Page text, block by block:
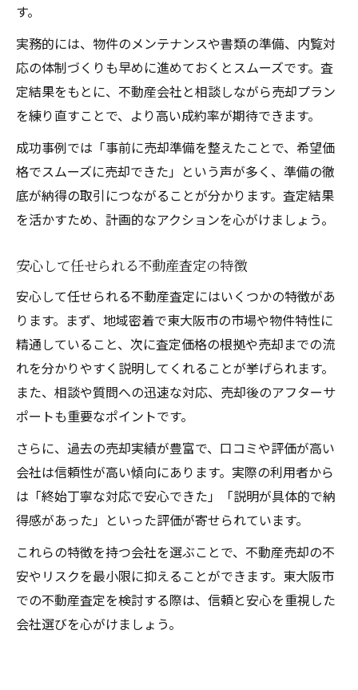
す。
実務的には、物件のメンテナンスや書類の準備、内覧対
応の体制づくりも早めに進めておくとスムーズです。査
定結果をもとに、不動産会社と相談しながら売却プラン
を練り直すことで、より高い成約率が期待できます。
成功事例では「事前に売却準備を整えたことで、希望価
格でスムーズに売却できた」という声が多く、準備の徹
底が納得の取引につながることが分かります。査定結果
を活かすため、計画的なアクションを心がけましょう。
安心して任せられる不動産査定の特徴
安心して任せられる不動産査定にはいくつかの特徴があ
ります。まず、地域密着で東大阪市の市場や物件特性に
精通していること、次に査定価格の根拠や売却までの流
れを分かりやすく説明してくれることが挙げられます。
また、相談や質問への迅速な対応、売却後のアフターサ
ポートも重要なポイントです。
さらに、過去の売却実績が豊富で、口コミや評価が高い
会社は信頼性が高い傾向にあります。実際の利用者から
は「終始丁寧な対応で安心できた」「説明が具体的で納
得感があった」といった評価が寄せられています。
これらの特徴を持つ会社を選ぶことで、不動産売却の不
安やリスクを最小限に抑えることができます。東大阪市
での不動産査定を検討する際は、信頼と安心を重視した
会社選びを心がけましょう。